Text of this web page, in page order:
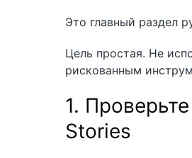
Это главный раздел
Цель простая. Не
рискованным
1.
Stories